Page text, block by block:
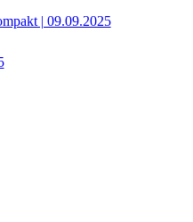
| 09.09.2025